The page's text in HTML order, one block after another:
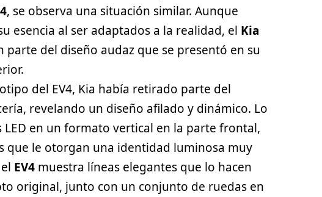
, se observa una situación similar. Aunque
esencia al ser adaptados a la realidad, el Kia
del diseño audaz que se presentó en su
del EV4, Kia había retirado parte del
revelando un diseño afilado y dinámico. Lo
LED en un formato vertical en la parte frontal,
que le otorgan una identidad luminosa muy
EV4 muestra líneas elegantes que lo hacen
original, junto con un conjunto de ruedas en